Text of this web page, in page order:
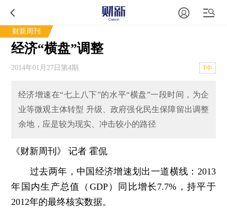
财新周刊
经济“横盘”调整
2014年01月27日第4期 T中
经济增速在“七上八下”的水平“横盘”一段时间，为企
业等微观主体转型 升级、政府强化民生保障留出调整
余地，应是较为现实、冲击较小的路径
《财新周刊》 记者 霍侃
过去两年，中国经济增速划出一道横线：2013
年国内生产总值（GDP）同比增长7.7%，持平于
2012年的最终核实数据。